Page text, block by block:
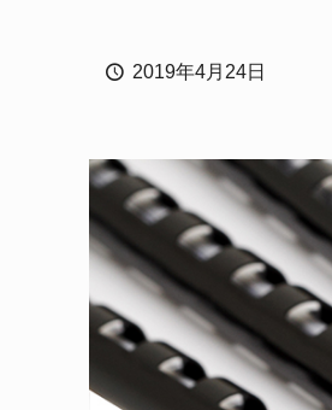
2019年4月24日